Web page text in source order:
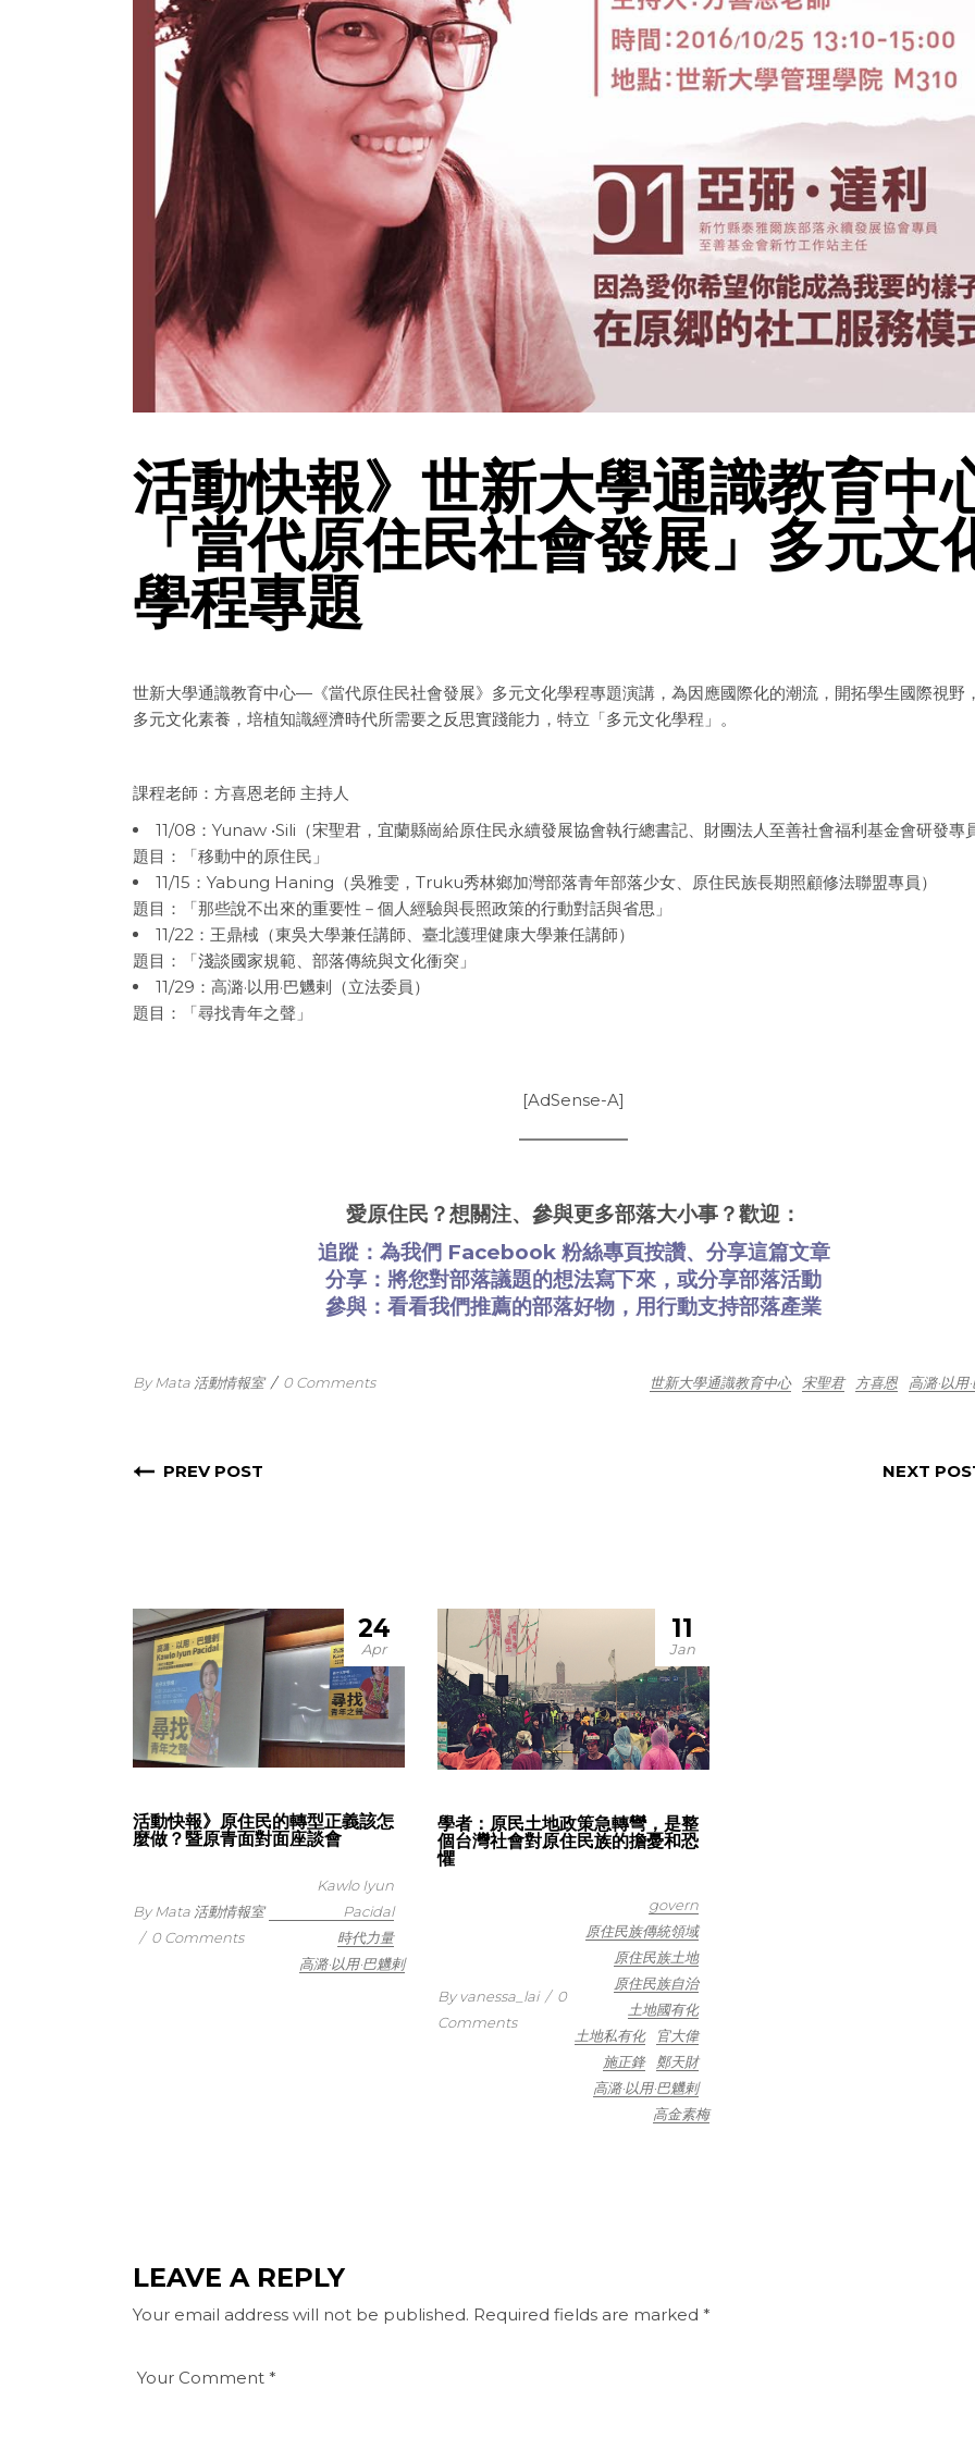
活動快報》世新大學通識教育中
「當代原住民社會發展」多元文
學程專題
世新大學通識教育中心—《當代原住民社會發展》多元文化學程專題演講，為因應國際化的潮流，開拓學生國際視野
多元文化素養，培植知識經濟時代所需要之反思實踐能力，特立「多元文化學程」。
課程老師：方喜恩老師 主持人
11/08：Yunaw •Sili（宋聖君，宜蘭縣崗給原住民永續發展協會執行總書記、財團法人至善社會福利基金會研發專
題目：「移動中的原住民」
11/15：Yabung Haning（吳雅雯，Truku秀林鄉加灣部落青年部落少女、原住民族長期照顧修法聯盟專員）
題目：「那些說不出來的重要性－個人經驗與長照政策的行動對話與省思」
11/22：王鼎棫（東吳大學兼任講師、臺北護理健康大學兼任講師）
題目：「淺談國家規範、部落傳統與文化衝突」
11/29：高潞·以用·巴魕剌（立法委員）
題目：「尋找青年之聲」
[AdSense-A]
愛原住民？想關注、參與更多部落大小事？歡迎：
追蹤：為我們 Facebook 粉絲專頁按讚、分享這篇文章
分享：將您對部落議題的想法寫下來 ，或分享部落活動
參與：看看我們推薦的部落好物 ，用行動支持部落產業
By Mata 活動情報室 / 0 Comments 世新大學通識教育中心 宋聖君 方喜恩 高潞·以用
PREV POST NEXT
24
Apr
活動快報》原住民的轉型正義該怎
麼做？暨原青面對面座談會
By Mata 活動情報室
/ 0 Comments
Kawlo Iyun
Pacidal
時代力量
高潞·以用·巴魕剌
11
Jan
學者：原民土地政策急轉彎，是整
個台灣社會對原住民族的擔憂和恐
懼
By vanessa_lai / 0
Comments
govern
原住民族傳統領域
原住民族土地
原住民族自治
土地國有化
土地私有化
官大偉
施正鋒
鄭天財
高潞·以用·巴魕剌
高金素梅
LEAVE A REPLY
Your email address will not be published. Required fields are marked *